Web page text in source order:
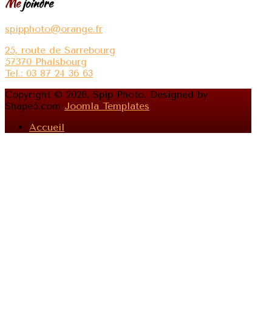
Mejoindre
spipphoto@orange.fr
25, route de Sarrebourg
57370 Phalsbourg
Tel.: 03 87 24 36 63
Copyright © 2026. Spip Photo. Designed by
Shape5.com Joomla Templates
Accueil